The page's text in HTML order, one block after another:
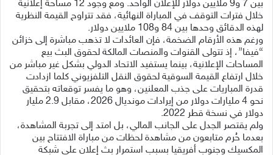
بين 7 و9 ملايين دولار للإعلان الواحد. ومع وجود 12 مساحة إعلانية
خلال فترات التوقف في المباراة النهائية، فقد تتراوح القيمة النظرية
لهذه الدقائق وحدها بين 84 و108 ملايين دولار.
ورغم هذه الأرقام الضخمة، فإن العائدات لا تذهب مباشرة إلى خزائن
“فيفا”، إذ تتولى القنوات والمنصات المالكة لحقوق البث بيع
المساحات الإعلانية، بينما يستفيد الاتحاد الدولي بشكل غير مباشر من
خلال ارتفاع القيمة السوقية لحقوق النقل التلفزيوني كلما ازدادت
قدرة المباريات على جذب المعلنين، وهو ما يفسر توقعاته بتحقيق
نحو 4 مليارات دولار من إيرادات مونديال 2026، مقابل 2.9 مليار
دولار في نسخة قطر 2022.
ولم يقتصر الجدل على الجانب المالي، بل امتد إلى تجربة المشاهدة،
بعدما حُرم متابعون من مشاهدة لحظات من مباراة الافتتاح بين
المكسيك وجنوب أفريقيا بسبب استمرار بث إعلان على شبكة